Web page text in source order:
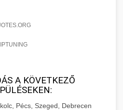
hoznak.
stratégiai tervrajz
utat a küzdő praxistól a
150%-os növekedéssel.
történet
os Fokozása
a páciensek
drámai
150%-os fellendülési
betekintésekkel.
Ads és Meta
Kezelés
A KÖVETKEZŐ
Pécs, Szeged, Debrecen